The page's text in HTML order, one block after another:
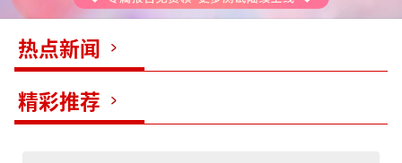
热点新闻
精彩推荐